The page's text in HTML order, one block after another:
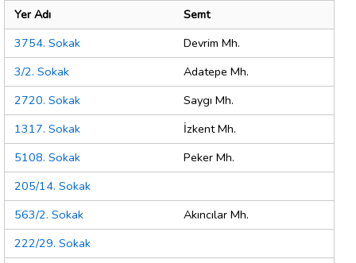
Yer Adı
Semt
3754. Sokak
Devrim Mh.
3/2. Sokak
Adatepe Mh.
2720. Sokak
Saygı Mh.
1317. Sokak
İzkent Mh.
5108. Sokak
Peker Mh.
205/14. Sokak
563/2. Sokak
Akıncılar Mh.
222/29. Sokak